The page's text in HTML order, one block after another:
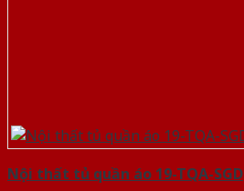
Nội thất tủ quần áo 19-TQA-SGD